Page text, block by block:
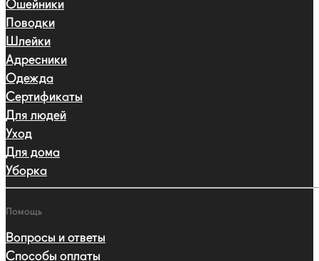
Ошейники
Поводки
Шлейки
Адресники
Одежда
Сертификаты
Для людей
Уход
Для дома
Уборка
Помощь
Вопросы и ответы
Способы оплаты